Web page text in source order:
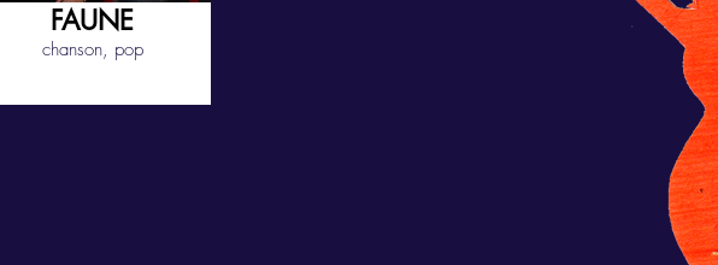
FAUNE
chanson, pop